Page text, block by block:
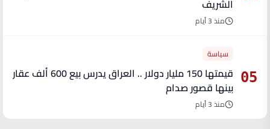
الشريف
منذ 3 أيام
05
سياسة
قيمتها 150 مليار دولار .. العراق يدرس بيع 600 ألف عقار
بينها قصور صدام
منذ 3 أيام